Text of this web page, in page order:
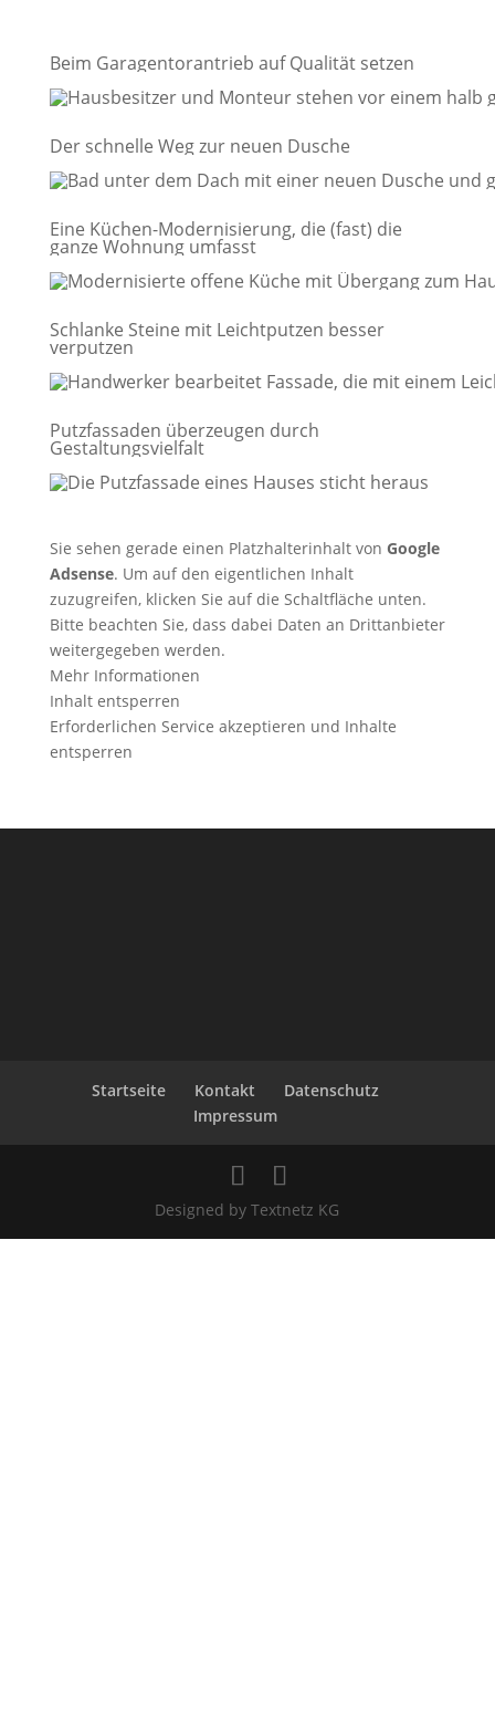
Beim Garagentorantrieb auf Qualität setzen
Der schnelle Weg zur neuen Dusche
Eine Küchen-Modernisierung, die (fast) die
ganze Wohnung umfasst
Schlanke Steine mit Leichtputzen besser
verputzen
Putzfassaden überzeugen durch
Gestaltungsvielfalt
Sie sehen gerade einen Platzhalterinhalt von Google
Adsense. Um auf den eigentlichen Inhalt
zuzugreifen, klicken Sie auf die Schaltfläche unten.
Bitte beachten Sie, dass dabei Daten an Drittanbieter
weitergegeben werden.
Mehr Informationen
Inhalt entsperren
Erforderlichen Service akzeptieren und Inhalte
entsperren
Startseite Kontakt
Datenschutz
Impressum
Designed by Textnetz KG